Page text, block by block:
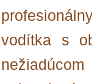
vodítka s